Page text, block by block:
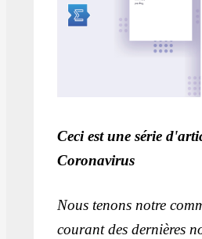
Ceci est une série
Coronavirus
Nous tenons notre
courant des dernières